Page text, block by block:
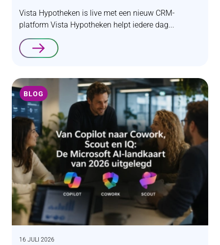
Vista Hypotheken is live met een nieuw CRM-
platform Vista Hypotheken helpt iedere dag...
Lees verder
BLOG
16 JULI 2026